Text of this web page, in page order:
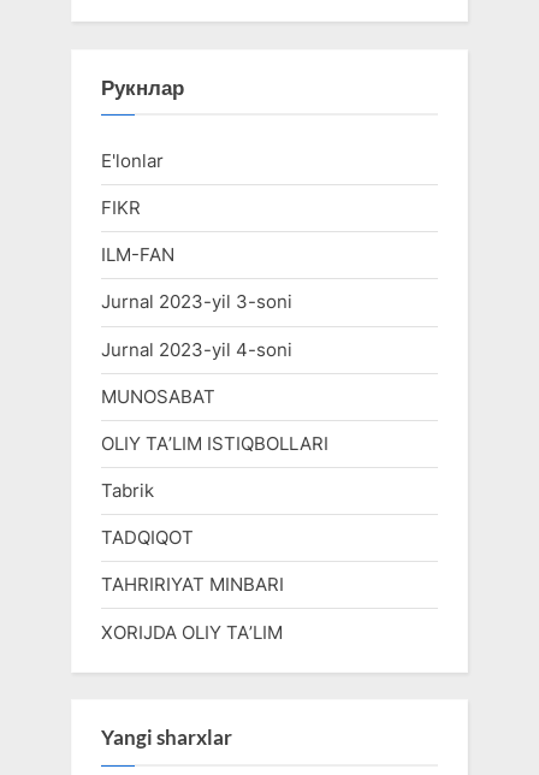
Рукнлар
E'lonlar
FIKR
ILM-FAN
Jurnal 2023-yil 3-soni
Jurnal 2023-yil 4-soni
MUNOSABAT
OLIY TAʼLIM ISTIQBOLLARI
Tabrik
TADQIQOT
TAHRIRIYAT MINBARI
XORIJDA OLIY TAʼLIM
Yangi sharxlar